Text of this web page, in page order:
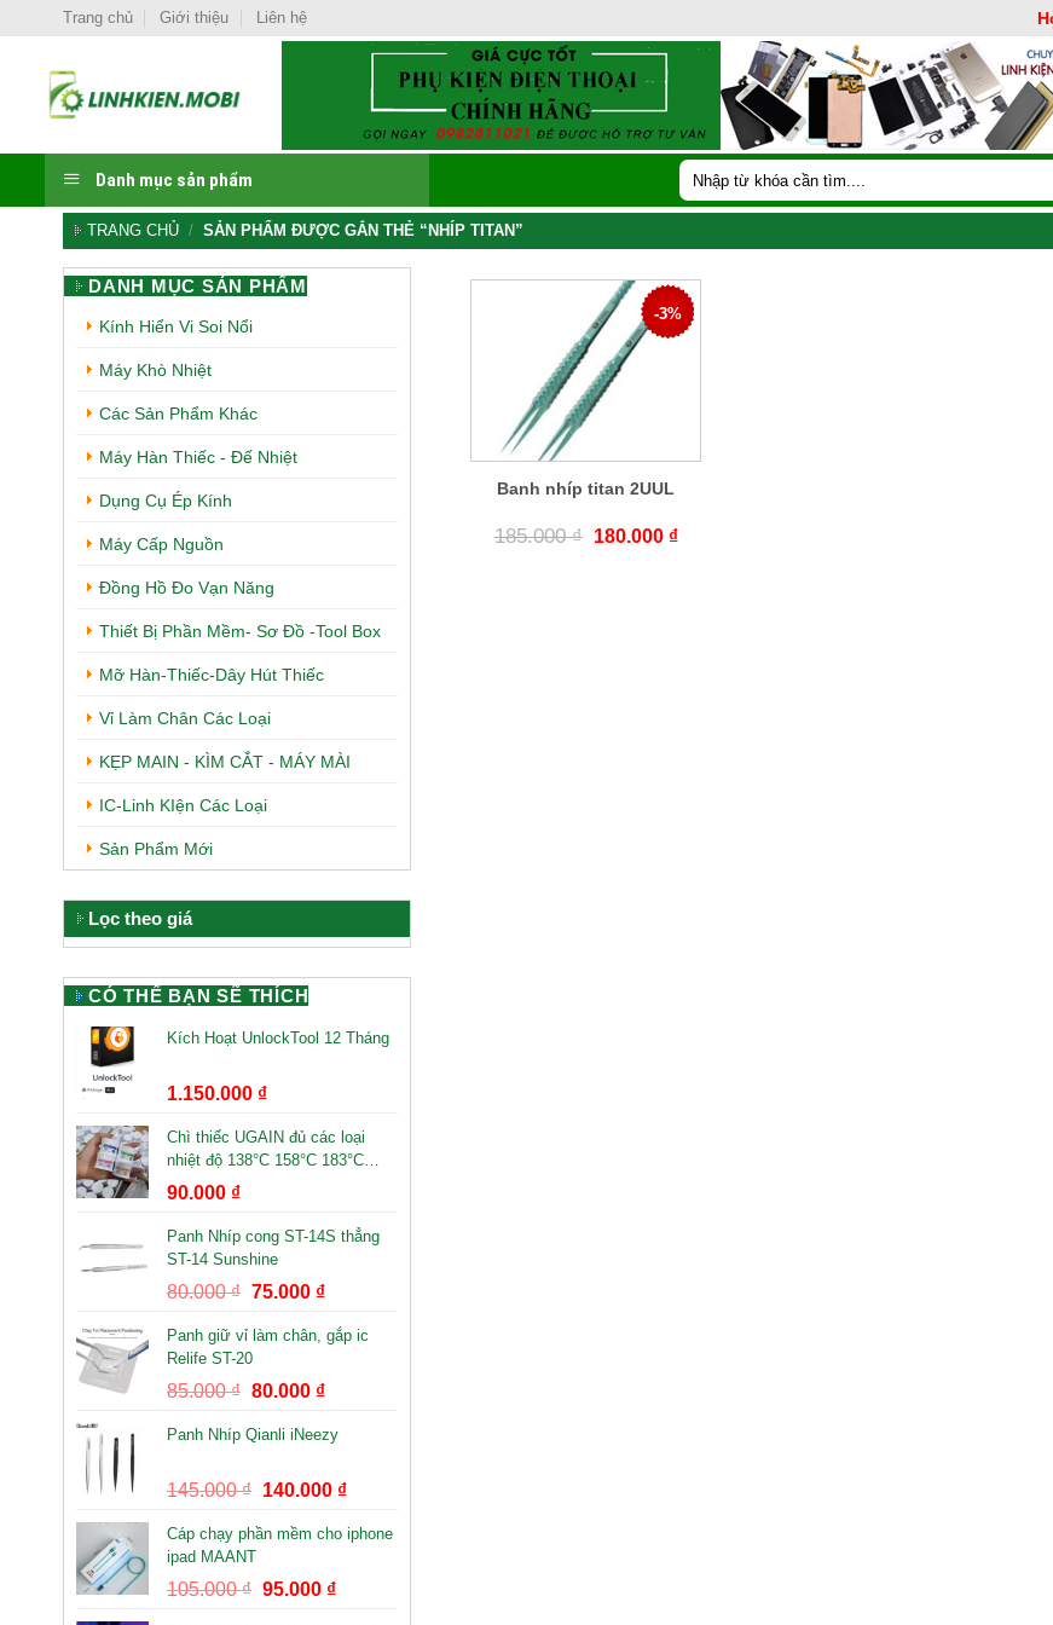
ChuyểnTrang chủ Giới thiệu Liên hệ
Danh mục sản phẩm
Tìm
kiếm:
TRANG CHỦ / SẢN PHẨM ĐƯỢC GẮN THẺ “NHÍP TITAN”
DANH MỤC SẢN PHẨM
Kính Hiển Vi Soi Nổi
Máy Khò Nhiệt
Các Sản Phẩm Khác
Máy Hàn Thiếc - Đế Nhiệt
Dụng Cụ Ép Kính
Máy Cấp Nguồn
Đồng Hồ Đo Vạn Năng
Thiết Bị Phần Mềm- Sơ Đồ -Tool Box
Mỡ Hàn-Thiếc-Dây Hút Thiếc
Vỉ Làm Chân Các Loại
KẸP MAIN - KÌM CẮT - MÁY MÀI
IC-Linh KIện Các Loại
Sản Phẩm Mới
Lọc theo giá
CÓ THỂ BẠN SẼ THÍCH
Kích Hoạt UnlockTool 12 Tháng
1.150.000 ₫
Chì thiếc UGAIN đủ các loại
nhiệt độ 138°C 158°C 183°C
199°C
90.000 ₫
Panh Nhíp cong ST-14S thẳng
ST-14 Sunshine
80.000₫ 75.000 ₫
Panh giữ vỉ làm chân, gắp ic
Relife ST-20
85.000₫ 80.000 ₫
Panh Nhíp Qianli iNeezy
145.000₫ 140.000 ₫
Cáp chạy phần mềm cho iphone
ipad MAANT
105.000₫ 95.000 ₫
-3%
Banh nhíp titan 2UUL
185.000₫ 180.000 ₫